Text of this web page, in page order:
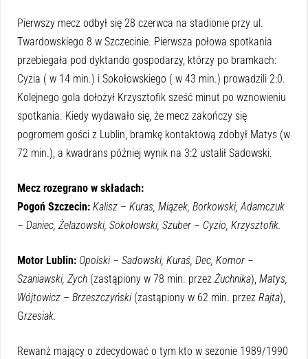
Pierwszy mecz odbył się 28 czerwca na stadionie przy ul.
Twardowskiego 8 w Szczecinie. Pierwsza połowa spotkania
przebiegała pod dyktando gospodarzy, którzy po bramkach:
Cyzia ( w 14 min.) i Sokołowskiego ( w 43 min.) prowadzili 2:0.
Kolejnego gola dołożył Krzysztofik sześć minut po wznowieniu
spotkania. Kiedy wydawało się, że mecz zakończy się
pogromem gości z Lublin, bramkę kontaktową zdobył Matys (w
72 min.), a kwadrans później wynik na 3:2 ustalił Sadowski.
Mecz rozegrano w składach:
Pogoń Szczecin: Kalisz – Kuras, Miązek, Borkowski, Adamczuk
– Daniec, Żelazowski, Sokołowski, Szuber – Cyzio, Krzysztofik.
Motor Lublin: Opolski – Sadowski, Kuraś, Dec, Komor –
Szaniawski, Zych (zastąpiony w 78 min. przez Żuchnika), Matys,
Wójtowicz – Brzeszczyński(zastąpiony w 62 min. przez Rajta),
Grzesiak.
Rewanż mający o zdecydować o tym kto w sezonie 1989/1990